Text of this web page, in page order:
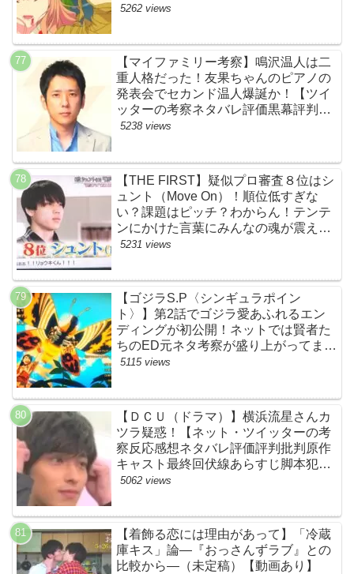
トの考察ネタバレ感想まとめ・最終
5262 views
【マイファミリー考察】鳴沢温人は二
重人格だった！友果ちゃんのピアノの
発表会でセカンド温人爆誕か！【ツイ
ッターの考察ネタバレ評価黒幕評判感
想批判原作犯人キャスト脚本あらすじ
5238 views
【THE FIRST】疑似プロ審査８位はシ
ュント（Move On）！順位低すぎな
い？課題はピッチ？わからん！テンテ
ンにかけた言葉にみんなの魂が震えて
ます…【ザファースト・ネットのネタ
5231 views
【ゴジラS.P〈シンギュラポイン
ト〉】第2話でゴジラ愛あふれるエン
ディングが初公開！ネットでは賢者た
ちのED元ネタ考察が盛り上がってま
す！モスラやメカゴジラ（機龍）も登
5115 views
【ＤＣＵ（ドラマ）】横浜流星さんカ
ツラ疑惑！【ネット・ツイッターの考
察反応感想ネタバレ評価評判批判原作
キャスト最終回伏線あらすじ脚本犯人
黒幕まとめ・着飾る恋には理由があっ
5062 views
【着飾る恋には理由があって】「冷蔵
庫キス」論―『おっさんずラブ』との
比較から―（未定稿）【動画あり】